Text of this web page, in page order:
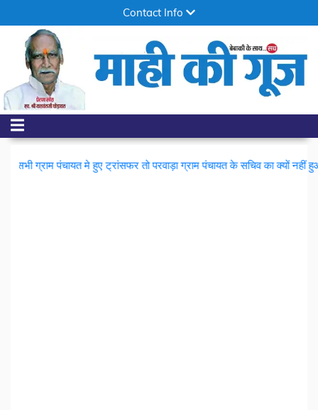
Contact Info
तो परवाड़ा ग्राम पंचायत के सचिव का क्यों नहीं हुआ ट्रांसफर...!|संभागायुक्त ने